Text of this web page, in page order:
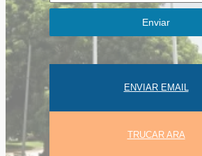
Enviar
ENVIAR EMAIL
TRUCAR ARA